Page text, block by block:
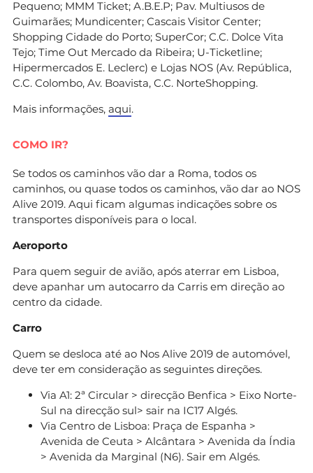
Pequeno; MMM Ticket; A.B.E.P; Pav. Multiusos de
Guimarães; Mundicenter; Cascais Visitor Center;
Shopping Cidade do Porto; SuperCor; C.C. Dolce Vita
Tejo; Time Out Mercado da Ribeira; U-Ticketline;
Hipermercados E. Leclerc) e Lojas NOS (Av. República,
C.C. Colombo, Av. Boavista, C.C. NorteShopping.
Mais informações, aqui.
COMO IR?
Se todos os caminhos vão dar a Roma, todos os
caminhos, ou quase todos os caminhos, vão dar ao NOS
Alive 2019. Aqui ficam algumas indicações sobre os
transportes disponíveis para o local.
Aeroporto
Para quem seguir de avião, após aterrar em Lisboa,
deve apanhar um autocarro da Carris em direção ao
centro da cidade.
Carro
Quem se desloca até ao Nos Alive 2019 de automóvel,
deve ter em consideração as seguintes direções.
Via A1: 2ª Circular > direcção Benfica > Eixo Norte-
Sul na direcção sul> sair na IC17 Algés.
Via Centro de Lisboa: Praça de Espanha >
Avenida de Ceuta > Alcântara > Avenida da Índia
> Avenida da Marginal (N6). Sair em Algés.